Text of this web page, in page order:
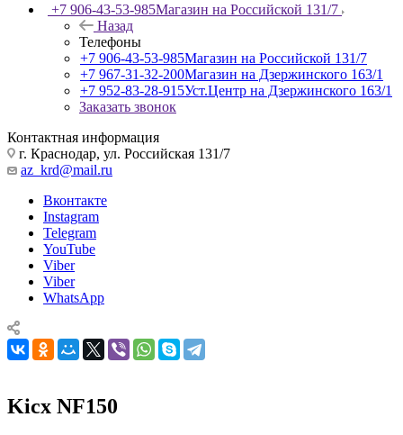
+7 906-43-53-985Магазин на Российской 131/7
Назад
Телефоны
+7 906-43-53-985Магазин на Российской 131/7
+7 967-31-32-200Магазин на Дзержинского 163/1
+7 952-83-28-915Уст.Центр на Дзержинского 163/1
Заказать звонок
Контактная информация
г. Краснодар, ул. Российская 131/7
az_krd@mail.ru
Вконтакте
Instagram
Telegram
YouTube
Viber
Viber
WhatsApp
Kicx NF150